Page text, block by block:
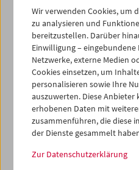
28
30
05
06 07 08
iCalender
Programmheft-PDF
English language or
< Vorherige Woche
Mo
Wir verwenden Cookies, um
zu analysieren und
bereitzustellen. Darüber
Einwilligung – eingebundene
Netzwerke, externe Medien
Cookies einsetzen, um
personalisieren sowie Ihre
auszuwerten. Diese Anbieter
erhobenen Daten mit
zusammenführen, die diese
der Dienste gesammelt
Zur Datenschutzerklärung